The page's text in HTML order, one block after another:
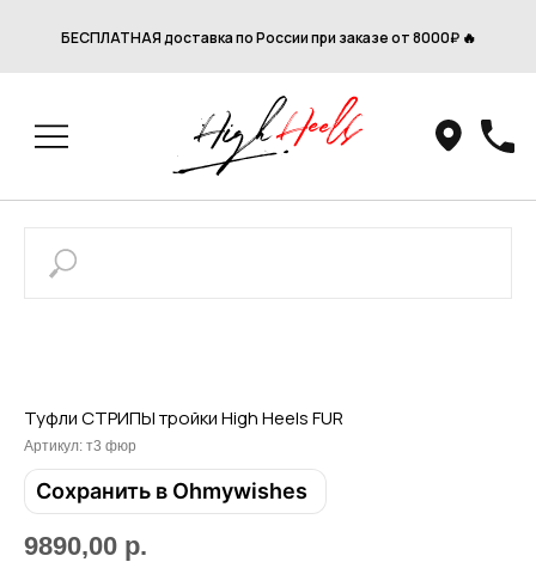
БЕСПЛАТНАЯ доставка по России при заказе от 8000₽ 🔥
Туфли СТРИПЫ тройки High Heels FUR
Артикул: т3 фюр
Сохранить в Ohmywishes
9890,00 р.